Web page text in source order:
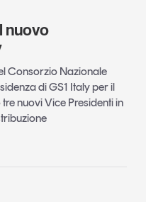
nuovo
Consorzio Nazionale
di GS1 Italy per il
nuovi Vice Presidenti in